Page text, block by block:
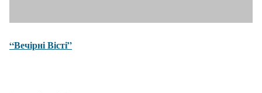
“Вечірні Вісті”